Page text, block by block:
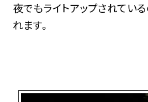
夜でもライトアップされてい
れます。